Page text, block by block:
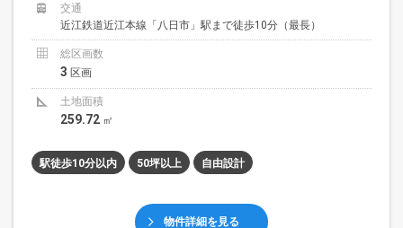
交通
近江鉄道近江本線「八日市」駅まで徒歩10分（最長）
総区画数
3 区画
土地面積
259.72 ㎡
駅徒歩10分以内 50坪以上 自由設計
物件詳細を見る